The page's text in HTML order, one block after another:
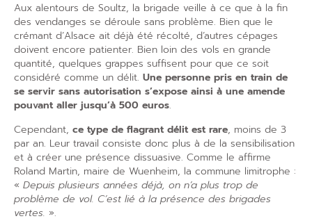
Aux alentours de Soultz, la brigade veille à ce que à la fin
des vendanges se déroule sans problème. Bien que le
crémant d’Alsace ait déjà été récolté, d’autres cépages
doivent encore patienter. Bien loin des vols en grande
quantité, quelques grappes suffisent pour que ce soit
considéré comme un délit. Une personne pris en train de
se servir sans autorisation s’expose ainsi à une amende
pouvant aller jusqu’à 500 euros.
Cependant, ce type de flagrant délit est rare, moins de 3
par an. Leur travail consiste donc plus à de la sensibilisation
et à créer une présence dissuasive. Comme le affirme
Roland Martin, maire de Wuenheim, la commune limitrophe :
« Depuis plusieurs années déjà, on n’a plus trop de
problème de vol. C’est lié à la présence des brigades
vertes. ».